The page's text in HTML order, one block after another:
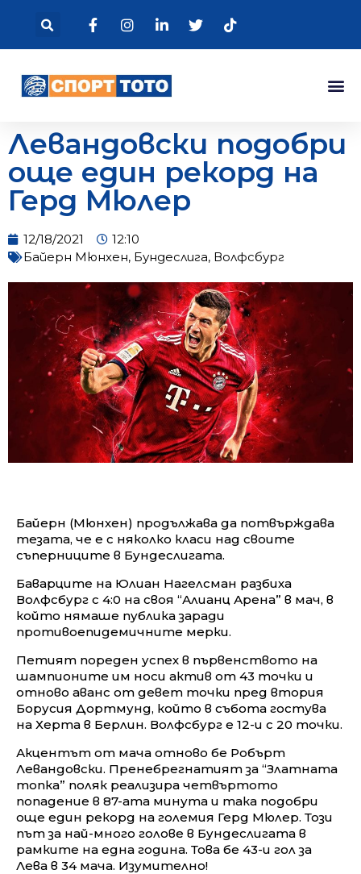
Левандовски подобри
още един рекорд на
Герд Мюлер
12/18/2021
12:10
Байерн Мюнхен, Бундеслига, Волфсбург
Байерн (Мюнхен) продължава да потвърждава
тезата, че е с няколко класи над своите
съперниците в Бундеслигата.
Баварците на Юлиан Нагелсман разбиха
Волфсбург с 4:0 на своя “Алианц Арена” в мач, в
който нямаше публика заради
противоепидемичните мерки.
Петият пореден успех в първенството на
шампионите им носи актив от 43 точки и
отново аванс от девет точки пред втория
Борусия Дортмунд, който в събота гостува
на Херта в Берлин. Волфсбург е 12-и с 20 точки.
Акцентът от мача отново бе Робърт
Левандовски. Пренебрегнатият за “Златната
топка” поляк реализира четвъртото
попадение в 87-ата минута и така подобри
още един рекорд на големия Герд Мюлер. Този
път за най-много голове в Бундеслигата в
рамките на една година. Това бе 43-и гол за
Лева в 34 мача. Изумително!